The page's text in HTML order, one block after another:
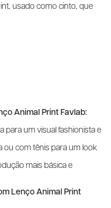
usado como cinto, que
Animal Print Favlab:
para um visual fashionista e
ou com tênis para um look
mais básica e
Lenço Animal Print